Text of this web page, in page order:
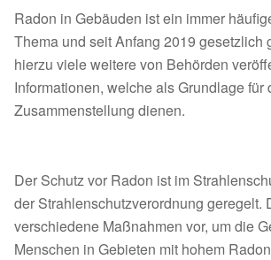
Radon in Gebäuden ist ein immer
Thema und seit Anfang 2019 gesetzlich
hierzu viele weitere von Behörden
Informationen, welche als Grundlage
Zusammenstellung dienen.
Der Schutz vor Radon ist im
der Strahlenschutzverordnung geregelt.
verschiedene Maßnahmen vor, um die
Menschen in Gebieten mit hohem